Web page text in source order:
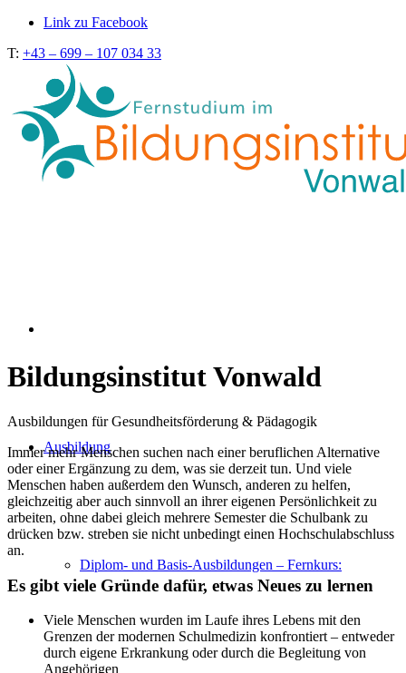
Link zu Facebook
T: +43 – 699 – 107 034 33
Ausbildung
Diplom- und Basis-Ausbildungen – Fernkurs:
Bildungsinstitut Vonwald
Ausbildungen für Gesundheitsförderung & Pädagogik
Immer mehr Menschen suchen nach einer beruflichen Alternative
oder einer Ergänzung zu dem, was sie derzeit tun. Und viele
Menschen haben außerdem den Wunsch, anderen zu helfen,
gleichzeitig aber auch sinnvoll an ihrer eigenen Persönlichkeit zu
arbeiten, ohne dabei gleich mehrere Semester die Schulbank zu
drücken bzw. streben sie nicht unbedingt einen Hochschulabschluss
an.
Es gibt viele Gründe dafür, etwas Neues zu lernen
Viele Menschen wurden im Laufe ihres Lebens mit den
Grenzen der modernen Schulmedizin konfrontiert – entweder
durch eigene Erkrankung oder durch die Begleitung von
Angehörigen